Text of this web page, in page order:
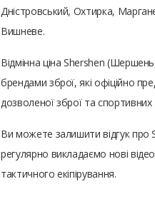
Дністровський, Охтирка,
Вишневе.
Відмінна ціна Shershen
брендами зброї, які офіційно
дозволеної зброї та спортивних
Ви можете залишити відгук про
регулярно викладаємо нові
тактичного екіпірування.